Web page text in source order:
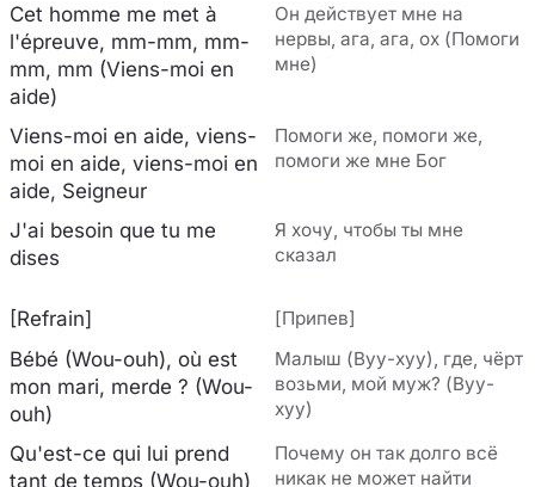
Cet homme me met à
l'épreuve, mm-mm, mm-
mm, mm (Viens-moi en
aide)
Он действует мне на
нервы, ага, ага, ох (Помоги
мне)
Viens-moi en aide, viens-
moi en aide, viens-moi en
aide, Seigneur
Помоги же, помоги же,
помоги же мне Бог
J'ai besoin que tu me
dises
Я хочу, чтобы ты мне
сказал
[Refrain] [Припев]
Bébé (Wou-ouh), où est
mon mari, merde ? (Wou-
ouh)
Малыш (Вуу-хуу), где, чёрт
возьми, мой муж? (Вуу-
хуу)
Qu'est-ce qui lui prend
tant de temps (Wou-ouh)
Почему он так долго всё
никак не может найти